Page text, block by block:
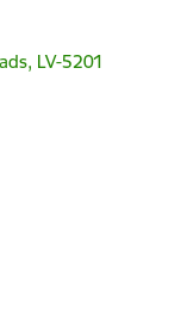
LV-5201